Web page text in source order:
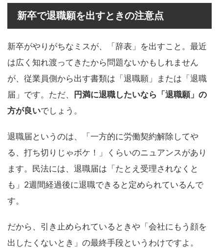
新卒で退職願を出すときの注意点
新卒がやりがちなミスが、「辞表」を出すこと。最近
は広く知れ渡ってきたから問題ないかもしれません
が、従業員側から出す書類は「退職願」または「退職
届」です。ただ、 円満に退職したいなら「退職願」の
方が良いでしょう。
退職届というのは、「一方的に労働契約解除してや
る、打ち切りじゃボケ！」くらいのニュアンスがあり
ます。民法には、退職届は「たとえ受理されなくと
も」2週間経過後に退職できると定められているんで
す。
だから、引き止められているときや「会社にもう顔を
出したくないとき」の最終手段というわけですよ。